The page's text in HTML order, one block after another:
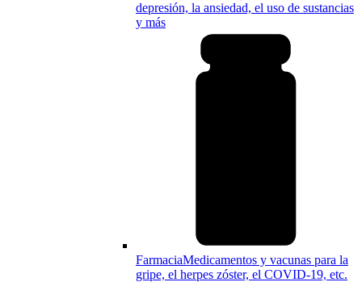
depresión, la ansiedad, el uso de sustancias
y más
FarmaciaMedicamentos y vacunas para la
gripe, el herpes zóster, el COVID-19, etc.